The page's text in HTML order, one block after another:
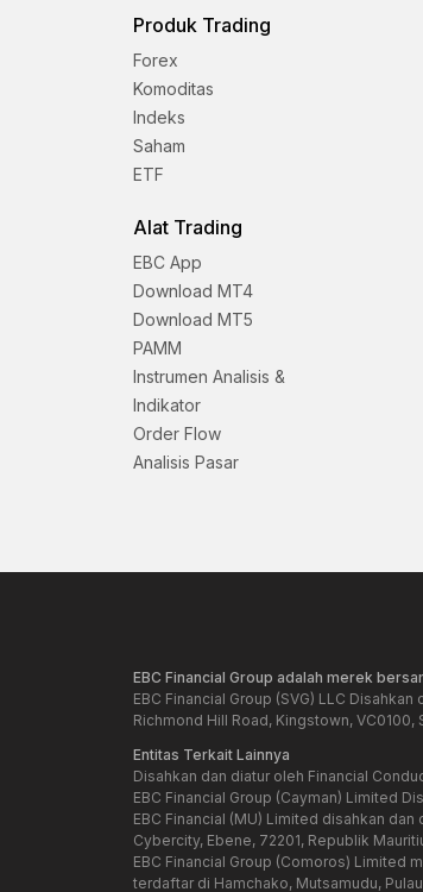
Produk Trading
Forex
Komoditas
Indeks
Saham
ETF
Alat Trading
EBC App
Download MT4
Download MT5
PAMM
Instrumen Analisis &
Indikator
Order Flow
Analisis Pasar
EBC Financial Group adalah merek
EBC Financial Group (SVG) LLC
Richmond Hill Road, Kingstown, VC0100,
Entitas Terkait Lainnya
Disahkan dan diatur oleh Financial
EBC Financial Group (Cayman) Limited
EBC Financial (MU) Limited disahkan
Cybercity, Ebene, 72201, Republik
EBC Financial Group (Comoros) Limited
terdaftar di Hamchako, Mutsamudu,